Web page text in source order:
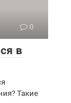
0
в
Такие